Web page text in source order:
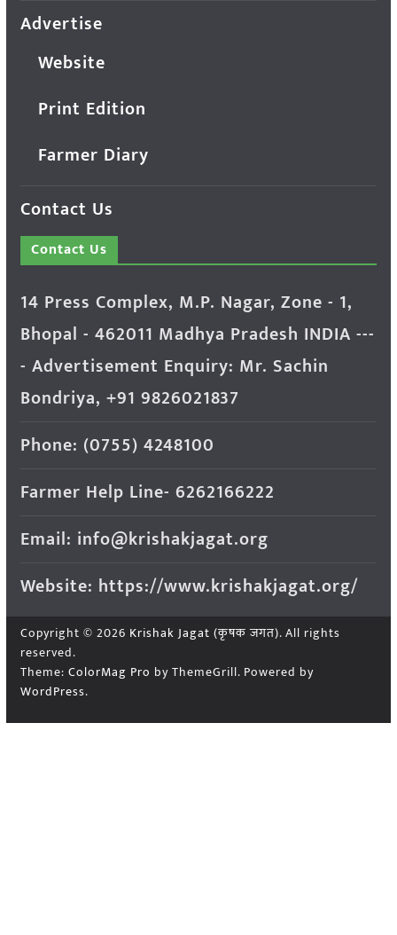
Advertise
Website
Print Edition
Farmer Diary
Contact Us
Contact Us
14 Press Complex, M.P. Nagar, Zone - 1,
Bhopal - 462011 Madhya Pradesh INDIA ---
- Advertisement Enquiry: Mr. Sachin
Bondriya, +91 9826021837
Phone: (0755) 4248100
Farmer Help Line- 6262166222
Email: info@krishakjagat.org
Website: https://www.krishakjagat.org/
Copyright © 2026 Krishak Jagat (कृषक जगत). All rights
reserved.
Theme: ColorMag Pro by ThemeGrill. Powered by
WordPress.